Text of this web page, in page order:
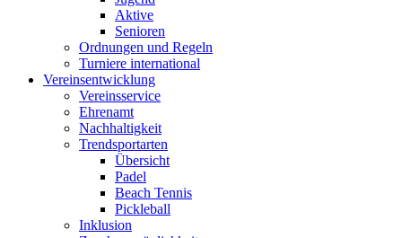
Aktive
Senioren
Ordnungen und Regeln
Turniere international
Vereinsentwicklung
Vereinsservice
Ehrenamt
Nachhaltigkeit
Trendsportarten
Übersicht
Padel
Beach Tennis
Pickleball
Inklusion